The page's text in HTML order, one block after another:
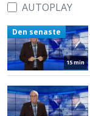
AUTOPLAY
15 min
Den senaste